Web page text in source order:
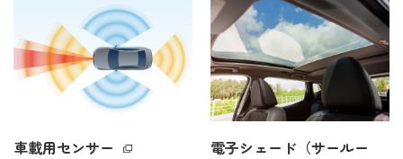
車載用センサー
電子シェード（サールー